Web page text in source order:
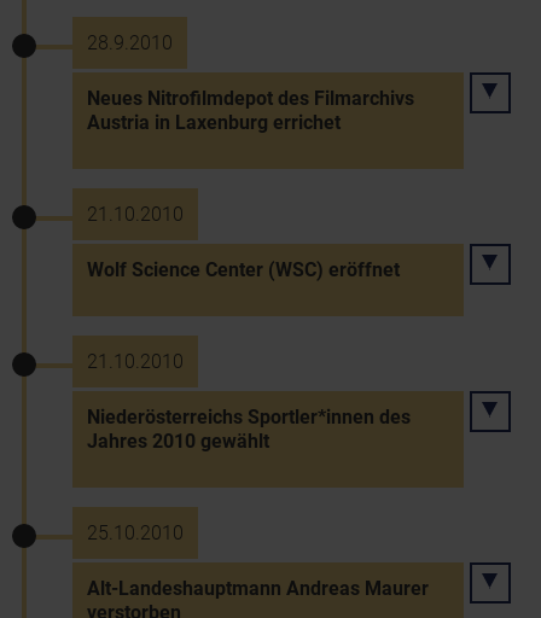
28.9.2010
Neues Nitrofilmdepot des Filmarchivs
Austria in Laxenburg errichet
21.10.2010
Wolf Science Center (WSC) eröffnet
21.10.2010
Niederösterreichs Sportler*innen des
Jahres 2010 gewählt
25.10.2010
Alt-Landeshauptmann Andreas Maurer
verstorben